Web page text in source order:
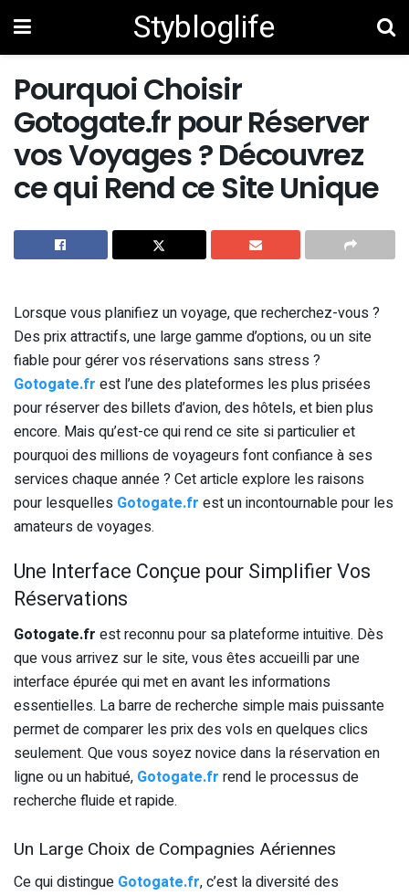
Stybloglife
Pourquoi Choisir
Gotogate.fr pour Réserver
vos Voyages ? Découvrez
ce qui Rend ce Site Unique
Lorsque vous planifiez un voyage, que recherchez-vous ?
Des prix attractifs, une large gamme d’options, ou un site
fiable pour gérer vos réservations sans stress ?
Gotogate.fr est l’une des plateformes les plus prisées
pour réserver des billets d’avion, des hôtels, et bien plus
encore. Mais qu’est-ce qui rend ce site si particulier et
pourquoi des millions de voyageurs font confiance à ses
services chaque année ? Cet article explore les raisons
pour lesquelles Gotogate.fr est un incontournable pour les
amateurs de voyages.
Une Interface Conçue pour Simplifier Vos
Réservations
Gotogate.fr est reconnu pour sa plateforme intuitive. Dès
que vous arrivez sur le site, vous êtes accueilli par une
interface épurée qui met en avant les informations
essentielles. La barre de recherche simple mais puissante
permet de comparer les prix des vols en quelques clics
seulement. Que vous soyez novice dans la réservation en
ligne ou un habitué, Gotogate.fr rend le processus de
recherche fluide et rapide.
Un Large Choix de Compagnies Aériennes
Ce qui distingue Gotogate.fr, c’est la diversité des